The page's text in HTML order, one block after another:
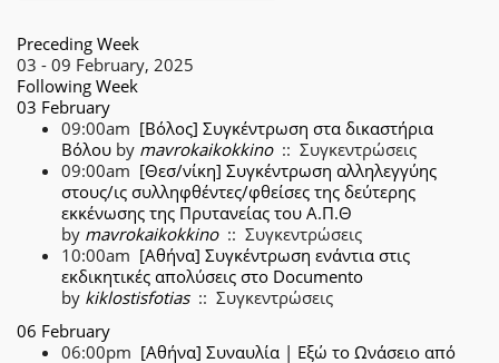
Preceding Week
03 - 09 February, 2025
Following Week
03 February
09:00am [Βόλος] Συγκέντρωση στα δικαστήρια
Βόλου by mavrokaikokkino:: Συγκεντρώσεις
09:00am [Θεσ/νίκη] Συγκέντρωση αλληλεγγύης
στους/ις συλληφθέντες/φθείσες της δεύτερης
εκκένωσης της Πρυτανείας του Α.Π.Θ
by mavrokaikokkino:: Συγκεντρώσεις
10:00am [Αθήνα] Συγκέντρωση ενάντια στις
εκδικητικές απολύσεις στο Documento
by kiklostisfotias:: Συγκεντρώσεις
06 February
06:00pm [Αθήνα] Συναυλία | Εξώ το Ωνάσειο από